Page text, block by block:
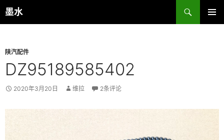
跳
至
墨水
搜
索
陕汽配件
DZ95189585402
2020年3月20日 维拉 2条评论